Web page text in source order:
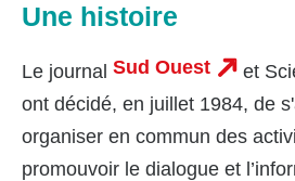
Une histoire
Le journal Sud Ouest
et
ont décidé, en juillet 1984, de
organiser en commun des
promouvoir le dialogue et